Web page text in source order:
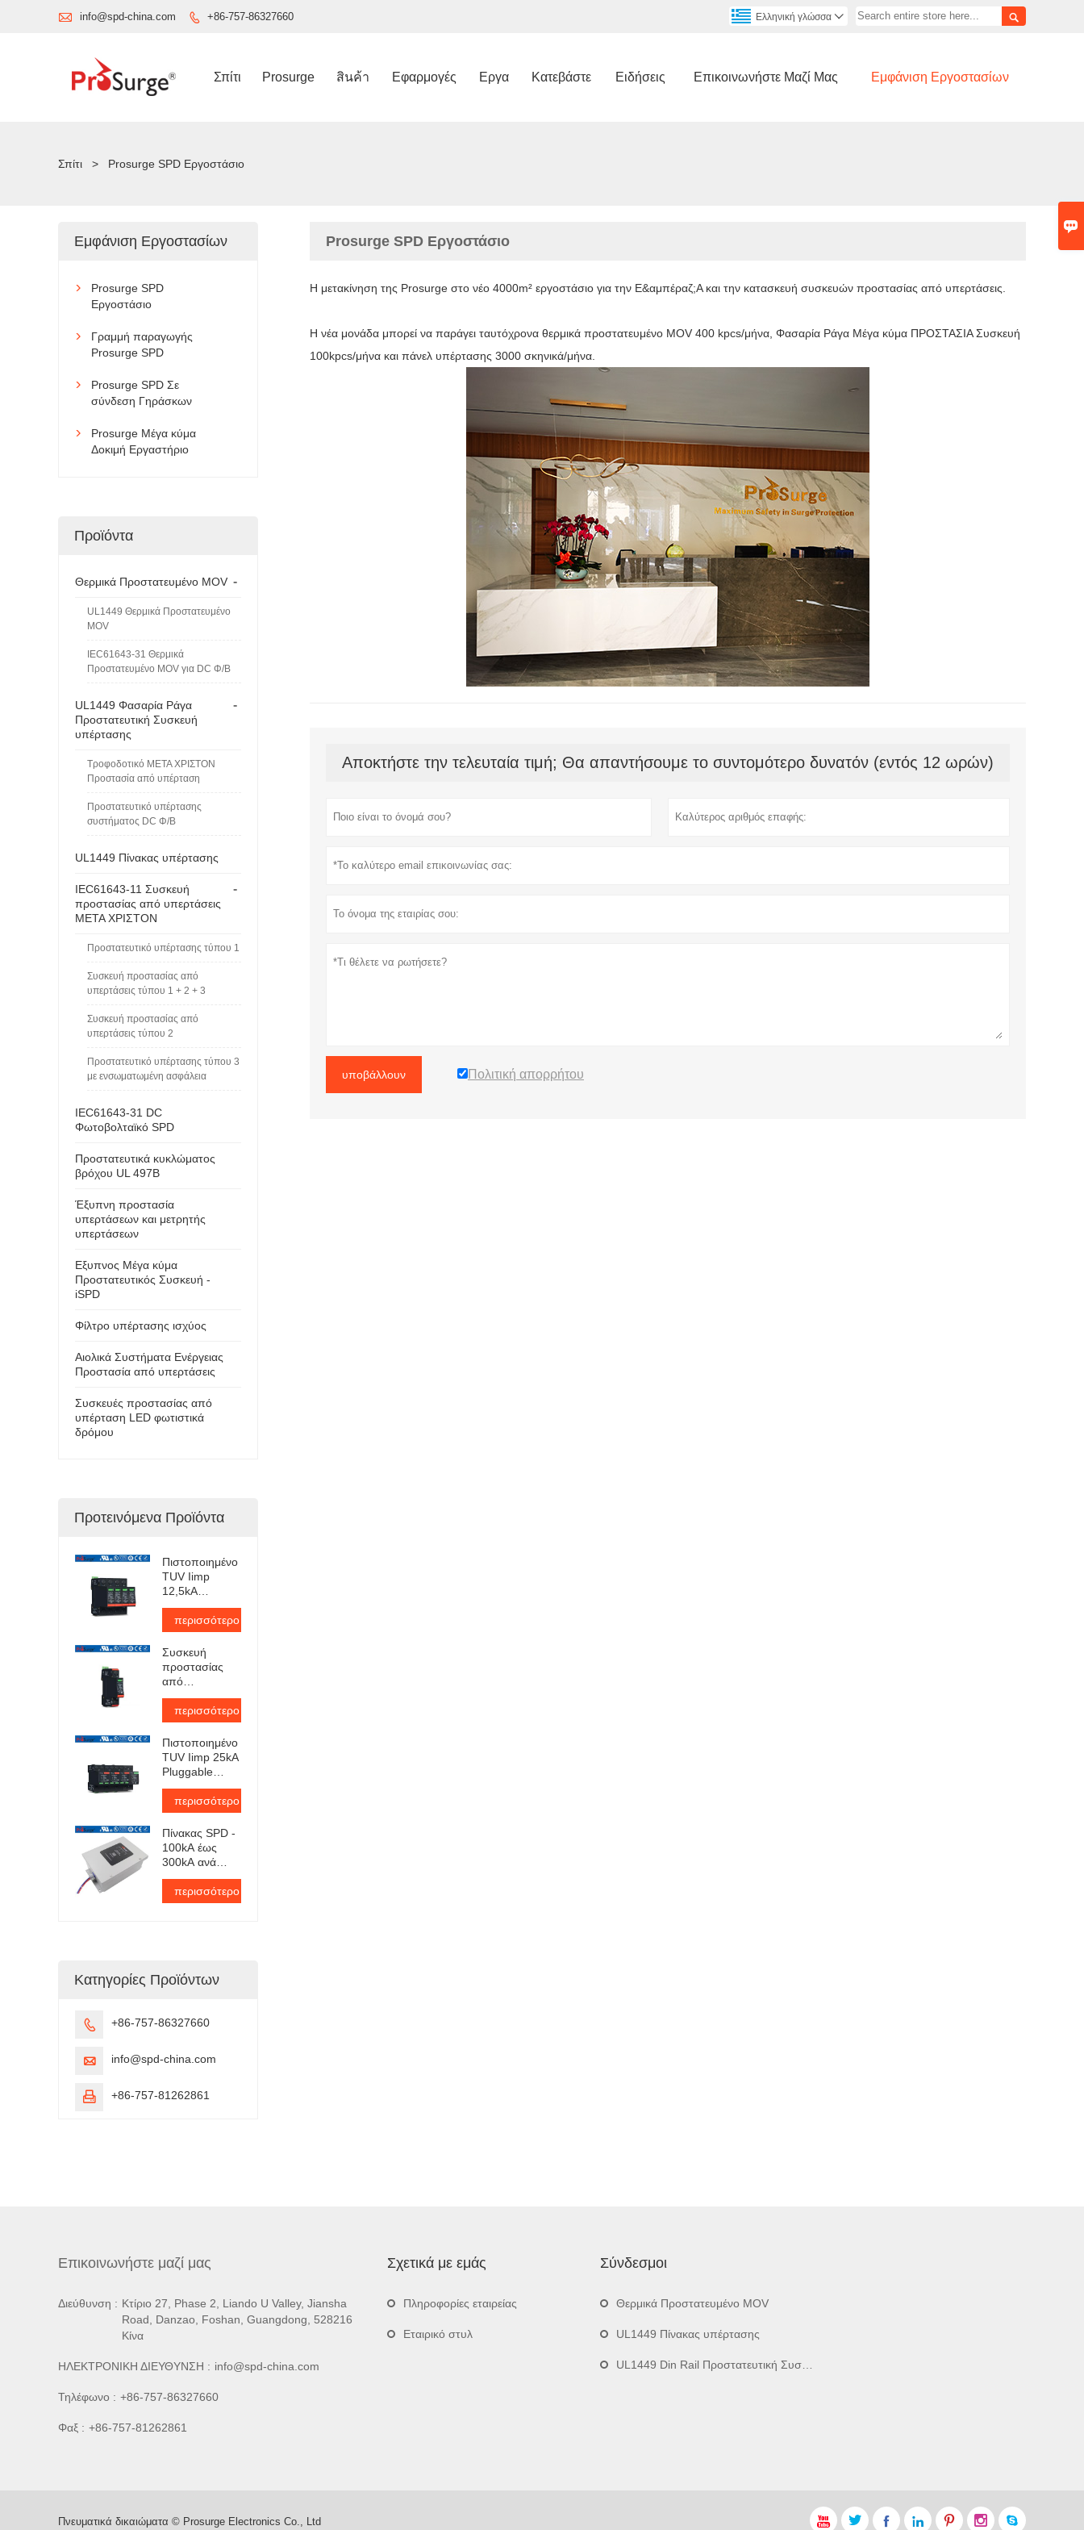

 info@spd-china.com  +86-757-86327660 
Ελληνική γλώσσα 
Σπίτι Prosurge สินค้า Εφαρμογές Εργα Κατεβάστε Ειδήσεις Επικοινωνήστε Μαζί Μας Εμφάνιση Εργοστασίων
Σπίτι > Prosurge SPD Εργοστάσιο
Prosurge SPD Εργοστάσιο
Η μετακίνηση της Prosurge στο νέο 4000m² εργοστάσιο για την Ε&αμπέραζ;Α και την κατασκευή συσκευών προστασίας από υπερτάσεις.
Η νέα μονάδα μπορεί να παράγει ταυτόχρονα θερμικά προστατευμένο MOV 400 kpcs/μήνα, Φασαρία Ράγα Μέγα κύμα ΠΡΟΣΤΑΣΙΑ Συσκευή
100kpcs/μήνα και πάνελ υπέρτασης 3000 σκηνικά/μήνα.
Αποκτήστε την τελευταία τιμή; Θα απαντήσουμε το συντομότερο δυνατόν (εντός 12 ωρών)
υποβάλλουν Πολιτική απορρήτου
Εμφάνιση Εργοστασίων

Prosurge SPD
Εργοστάσιο

Γραμμή παραγωγής
Prosurge SPD

Prosurge SPD Σε
σύνδεση Γηράσκων

Prosurge Μέγα κύμα
Δοκιμή Εργαστήριο
Προϊόντα
-
Θερμικά Προστατευμένο MOV
UL1449 Θερμικά Προστατευμένο
MOV
IEC61643-31 Θερμικά
Προστατευμένο MOV για DC Φ/Β
-
UL1449 Φασαρία Ράγα
Προστατευτική Συσκευή
υπέρτασης
Τροφοδοτικό ΜΕΤΑ ΧΡΙΣΤΟΝ
Προστασία από υπέρταση
Προστατευτικό υπέρτασης
συστήματος DC Φ/Β
UL1449 Πίνακας υπέρτασης
-
IEC61643-11 Συσκευή
προστασίας από υπερτάσεις
ΜΕΤΑ ΧΡΙΣΤΟΝ
Προστατευτικό υπέρτασης τύπου 1
Συσκευή προστασίας από
υπερτάσεις τύπου 1 + 2 + 3
Συσκευή προστασίας από
υπερτάσεις τύπου 2
Προστατευτικό υπέρτασης τύπου 3
με ενσωματωμένη ασφάλεια
IEC61643-31 DC
Φωτοβολταϊκό SPD
Προστατευτικά κυκλώματος
βρόχου UL 497B
Έξυπνη προστασία
υπερτάσεων και μετρητής
υπερτάσεων
Εξυπνος Μέγα κύμα
Προστατευτικός Συσκευή -
iSPD
Φίλτρο υπέρτασης ισχύος
Αιολικά Συστήματα Ενέργειας
Προστασία από υπερτάσεις
Συσκευές προστασίας από
υπέρταση LED φωτιστικά
δρόμου
Προτεινόμενα Προϊόντα
Πιστοποιημένο
TUV Iimp
12,5kA
Pluggable
Surge
Protector
περισσότερο
Συσκευή
προστασίας
από
υπερτάσεις
εναλλασσόμενου
ρεύματος
τύπου 1+2 με
πιστοποίηση
TUV
περισσότερο
Πιστοποιημένο
TUV Iimp 25kA
Pluggable
Surge
Protector
περισσότερο
Πίνακας SPD -
100kA έως
300kA ανά
φάση
περισσότερο
Κατηγορίες Προϊόντων
 +86-757-86327660
 info@spd-china.com
 +86-757-81262861
Επικοινωνήστε μαζί μας
Διεύθυνση : Κτίριο 27, Phase 2, Liando U Valley, Jiansha
Road, Danzao, Foshan, Guangdong, 528216
Κίνα
ΗΛΕΚΤΡΟΝΙΚΗ ΔΙΕΥΘΥΝΣΗ : info@spd-china.com
Τηλέφωνο : +86-757-86327660
Φαξ : +86-757-81262861
Σχετικά με εμάς
Πληροφορίες εταιρείας
Εταιρικό στυλ
Σύνδεσμοι
Θερμικά Προστατευμένο MOV
UL1449 Πίνακας υπέρτασης
UL1449 Din Rail Προστατευτική Συσκευή υπέρτασης
      
Πνευματικά δικαιώματα © Prosurge Electronics Co., Ltd